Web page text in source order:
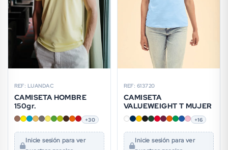
REF: LUANDAC
CAMISETA HOMBRE
150gr.
+30
Inicie sesión para ver
REF: 613720
CAMISETA
VALUEWEIGHT T MUJER
+16
Inicie sesión para ver